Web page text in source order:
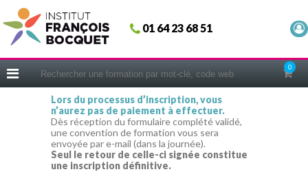
01 64 23 68 51
0
Fermer
ACCUEIL
CERIFICATIONS
INTRAS | SUR-MESURE
COACHING
EN PRATIQUE
Lors du processus d’inscription, vous
n’aurez pas de paiement à effectuer.
Dès réception du formulaire complété validé,
une convention de formation vous sera
envoyée par e-mail (dans la journée).
Seul le retour de celle-ci signée constitue
une inscription définitive.